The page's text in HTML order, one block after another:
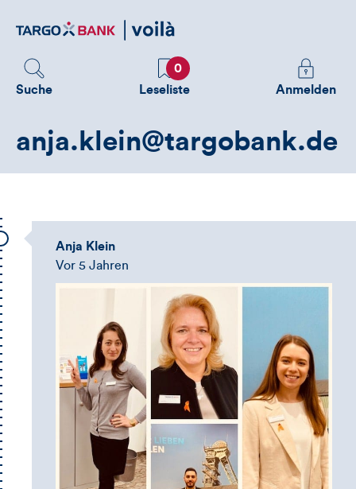
zum
Suche
Favoriten
0
Leseliste
Melden
Sie
um
Anmelden
anja.klein@targobank.de
Anja Klein
Vor 5 Jahren